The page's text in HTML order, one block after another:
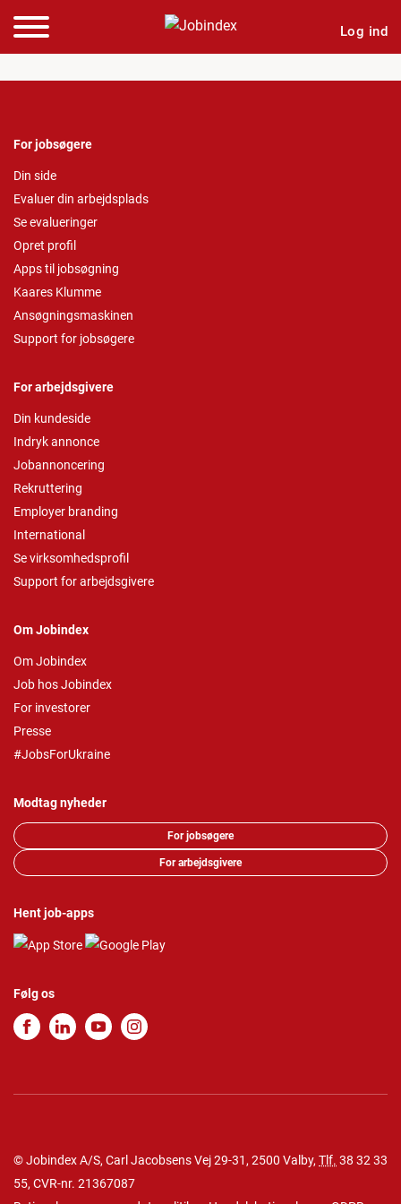
Log ind
For jobsøgere
Din side
Evaluer din arbejdsplads
Se evalueringer
Opret profil
Apps til jobsøgning
Kaares Klumme
Ansøgningsmaskinen
Support for jobsøgere
For arbejdsgivere
Din kundeside
Indryk annonce
Jobannoncering
Rekruttering
Employer branding
International
Se virksomhedsprofil
Support for arbejdsgivere
Om Jobindex
Om Jobindex
Job hos Jobindex
For investorer
Presse
#JobsForUkraine
Modtag nyheder
For jobsøgere
For arbejdsgivere
Hent job-apps
Følg os
© Jobindex A/S, Carl Jacobsens Vej 29-31, 2500 Valby, Tlf. 38 32 33
55, CVR-nr. 21367087